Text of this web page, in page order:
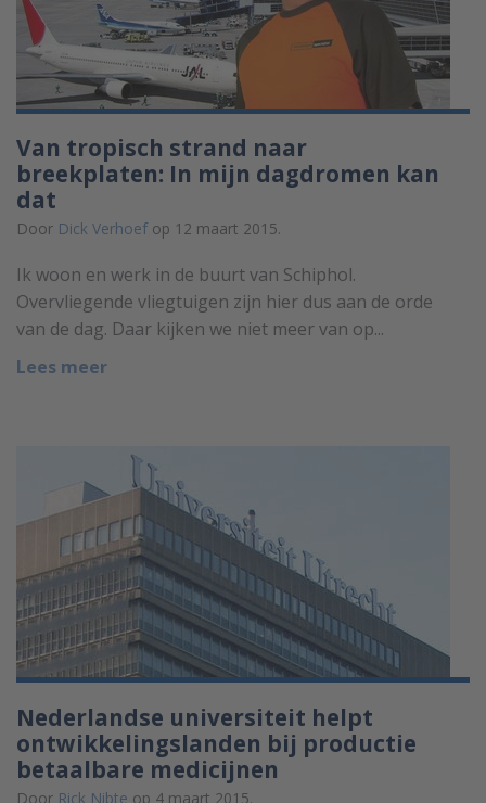
Van tropisch strand naar
breekplaten: In mijn dagdromen kan
dat
Door Dick Verhoef op 12 maart 2015.
Ik woon en werk in de buurt van Schiphol.
Overvliegende vliegtuigen zijn hier dus aan de orde
van de dag. Daar kijken we niet meer van op...
Lees meer
Nederlandse universiteit helpt
ontwikkelingslanden bij productie
betaalbare medicijnen
Door Rick Nibte op 4 maart 2015.